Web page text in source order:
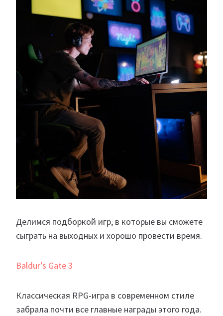
Делимся подборкой игр, в которые вы сможете
сыграть на выходных и хорошо провести время.
Baldur’s Gate 3
Классическая RPG-игра в современном стиле
забрала почти все главные награды этого года.